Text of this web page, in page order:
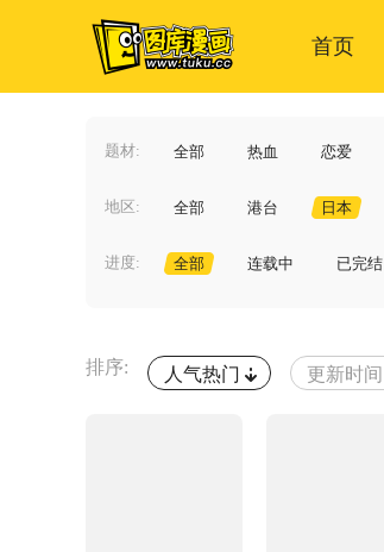
首页
题材: 全部 热血 恋爱
地区: 全部 港台 日本
进度: 全部 连载中 已完结
排序: 人气热门 更新时间